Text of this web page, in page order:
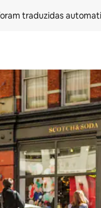
traduzidas